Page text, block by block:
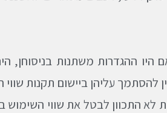
ההגדרות משתנות בניסוחן,
עליהן ביישום תקנות שווי
התכוון לבטל את שווי השימוש